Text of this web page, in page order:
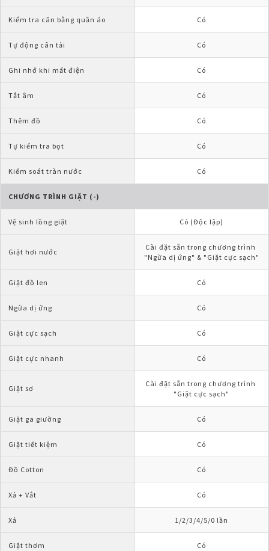
Kiểm tra cân bằng quần áo Có
Tự động cân tải Có
Ghi nhớ khi mất điện Có
Tắt âm Có
Thêm đồ Có
Tự kiểm tra bọt Có
Kiểm soát tràn nước Có
CHƯƠNG TRÌNH GIẶT (-)
Vệ sinh lồng giặt Có (Độc lập)
Giặt hơi nước
Cài đặt sẵn trong chương trình
"Ngừa dị ứng" & "Giặt cực sạch"
Giặt đồ len Có
Ngừa dị ứng Có
Giặt cực sạch Có
Giặt cực nhanh Có
Giặt sơ
Cài đặt sẵn trong chương trình
"Giặt cực sạch"
Giặt ga giường Có
Giặt tiết kiệm Có
Đồ Cotton Có
Xả + Vắt Có
Xả 1/2/3/4/5/0 lần
Giặt thơm Có